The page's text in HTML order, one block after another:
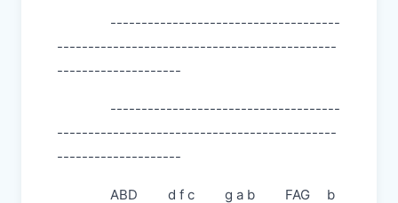
-------------------------------------
---------------------------------------------
--------------------
-------------------------------------
---------------------------------------------
--------------------
ABD d f c g a b FAG b